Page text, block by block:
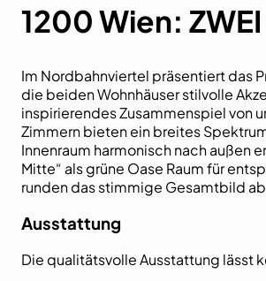
1200 Wien: ZWEI
Im Nordbahnviertel präsentiert das
die beiden Wohnhäuser stilvolle
inspirierendes Zusammenspiel von
Zimmern bieten ein breites
Innenraum harmonisch nach außen
Mitte“ als grüne Oase Raum für
runden das stimmige Gesamtbild
Ausstattung
Die qualitätsvolle Ausstattung lässt